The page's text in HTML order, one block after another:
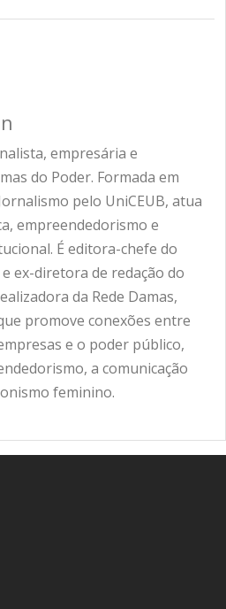
empresária e
do Poder. Formada em
pelo UniCEUB, atua
empreendedorismo e
É editora-chefe do
ex-diretora de redação do
da Rede Damas,
promove conexões entre
e o poder público,
a comunicação
feminino.